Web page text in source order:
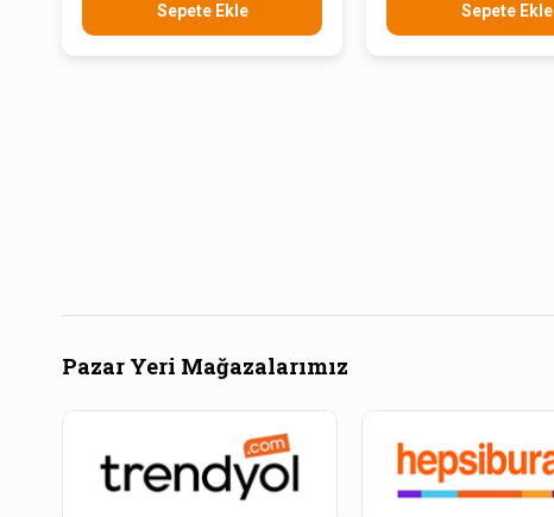
Sepete Ekle Sepete Ekle
Pazar Yeri Mağazalarımız